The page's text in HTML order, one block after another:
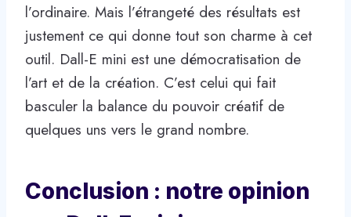
l’ordinaire. Mais l’étrangeté des résultats est
justement ce qui donne tout son charme à cet
outil. Dall-E mini est une démocratisation de
l’art et de la création. C’est celui qui fait
basculer la balance du pouvoir créatif de
quelques uns vers le grand nombre.
Conclusion : notre opinion